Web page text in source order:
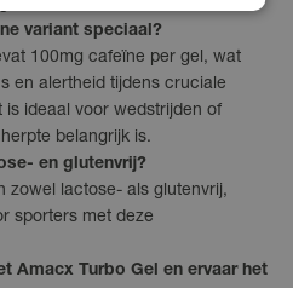
vermindert.
variant speciaal?
100mg cafeïne per gel, wat
en alertheid tijdens cruciale
ideaal voor wedstrijden of
belangrijk is.
en glutenvrij?
zowel lactose- als glutenvrij,
sporters met deze
Amacx Turbo Gel en ervaar het